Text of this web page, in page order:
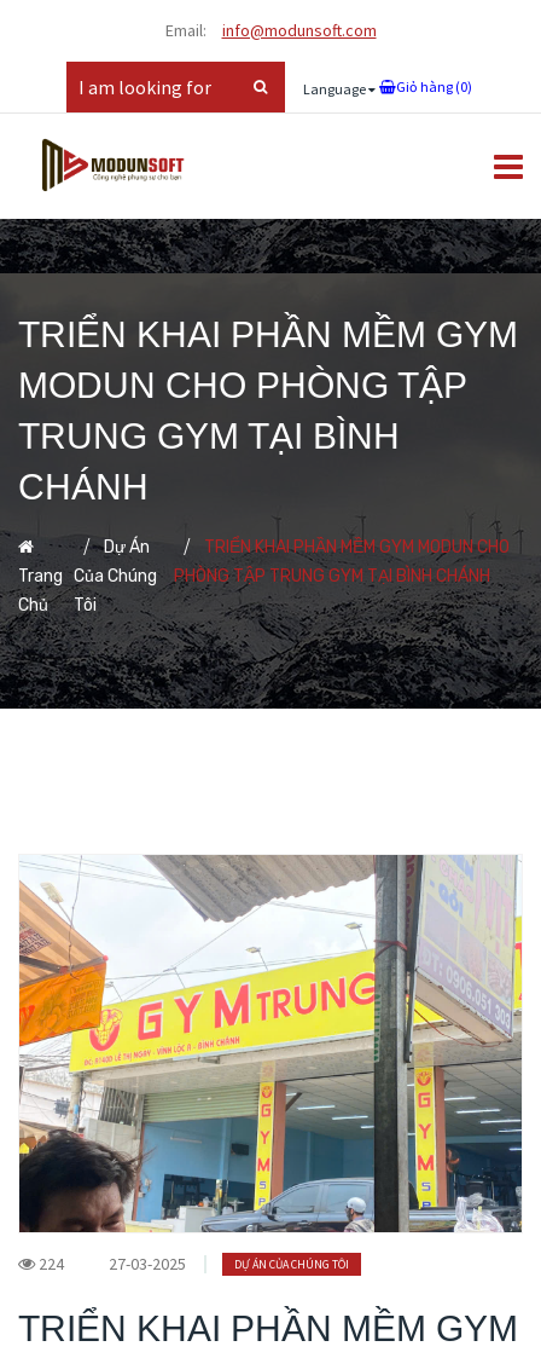
Email: info@modunsoft.com
Language Giỏ hàng (0)
TRIỂN KHAI PHẦN MỀM GYM
MODUN CHO PHÒNG TẬP
TRUNG GYM TẠI BÌNH
CHÁNH
Trang
Chủ
Dự Án
Của Chúng
Tôi
TRIỂN KHAI PHẦN MỀM GYM MODUN CHO
PHÒNG TẬP TRUNG GYM TẠI BÌNH CHÁNH
224 27-03-2025 DỰ ÁN CỦA CHÚNG TÔI
TRIỂN KHAI PHẦN MỀM GYM